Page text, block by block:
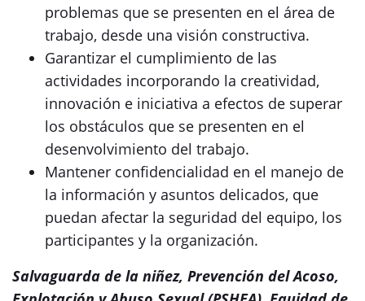
problemas que se presenten en el área de
trabajo, desde una visión constructiva.
Garantizar el cumplimiento de las
actividades incorporando la creatividad,
innovación e iniciativa a efectos de superar
los obstáculos que se presenten en el
desenvolvimiento del trabajo.
Mantener confidencialidad en el manejo de
la información y asuntos delicados, que
puedan afectar la seguridad del equipo, los
participantes y la organización.
Salvaguarda de la niñez, Prevención del Acoso,